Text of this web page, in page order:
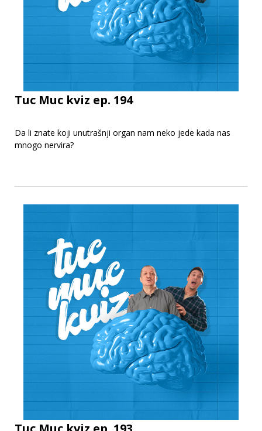
Tuc Muc kviz ep. 194
Da li znate koji unutrašnji organ nam neko jede kada nas
mnogo nervira?